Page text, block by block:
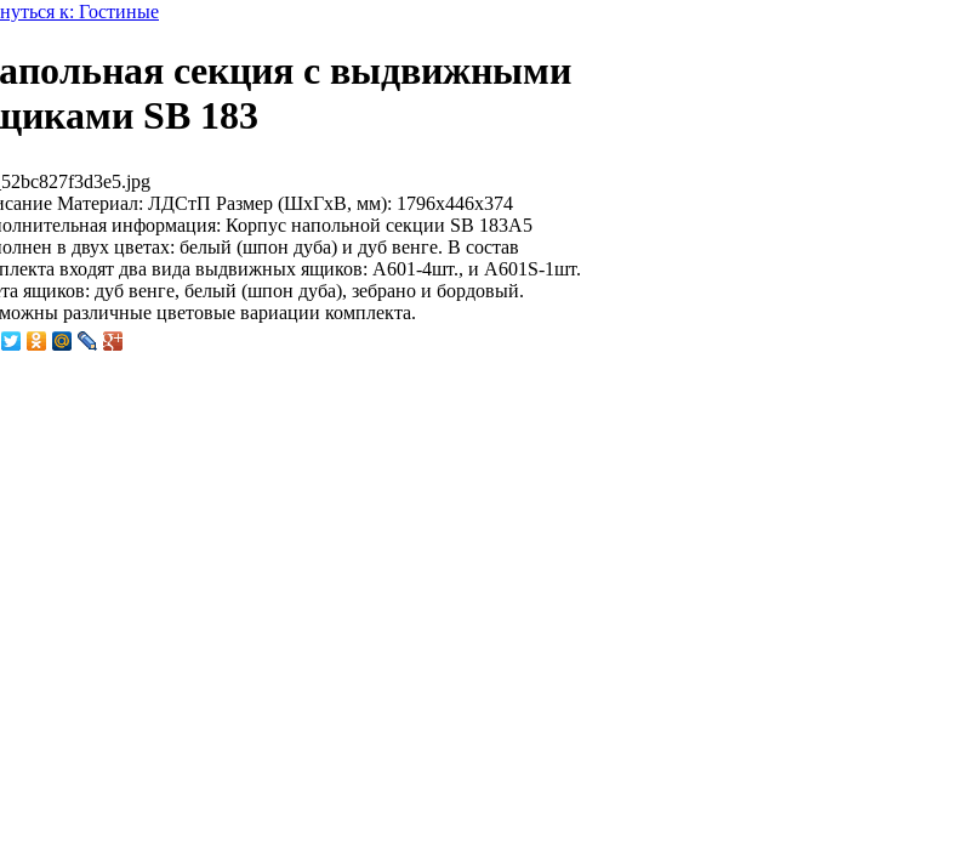
к: Гостиные
секция с выдвижными
SB 183
Материал: ЛДСтП Размер (ШхГхВ, мм): 1796x446x374
информация: Корпус напольной секции SB 183A5
в двух цветах: белый (шпон дуба) и дуб венге. В состав
входят два вида выдвижных ящиков: А601-4шт., и А601S-1шт.
ящиков: дуб венге, белый (шпон дуба), зебрано и бордовый.
различные цветовые вариации комплекта.